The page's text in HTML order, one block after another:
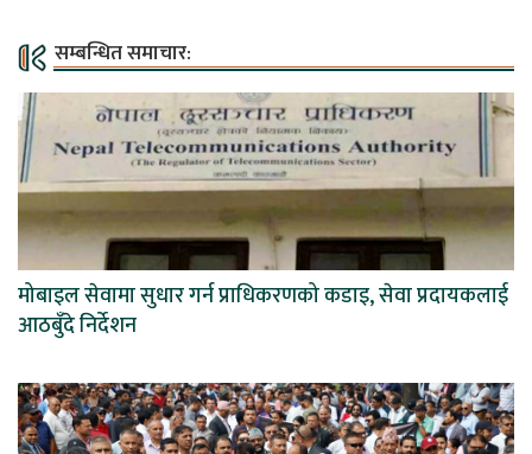
सम्बन्धित समाचार:
मोबाइल सेवामा सुधार गर्न प्राधिकरणको कडाइ, सेवा प्रदायकलाई
आठबुँदे निर्देशन